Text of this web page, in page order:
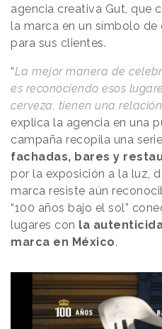
agencia creativa Gut, que
la marca en un símbolo
para sus clientes.
“La mejor manera de
es reconociendo esos
cerveza, tienen una
explica la agencia en una
campaña recopila una
fachadas, bares y
por la exposición a la luz,
marca resiste aún
“100 años bajo el sol”
lugares con la
marca en México.